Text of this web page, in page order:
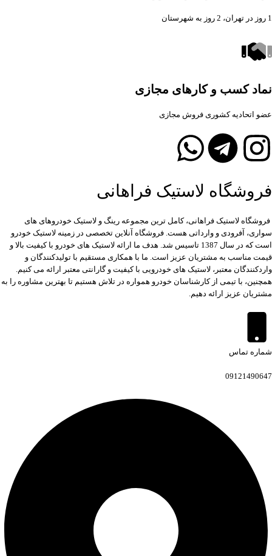
1 روز در تهران، 2 روز به شهرستان
نماد کسب و کارهای مجازی
عضو اتحادیه کشوری فروش مجازی
فروشگاه لاستیک فراهانی
فروشگاه لاستیک فراهانی، کامل ترین مجموعه رینگ و لاستیک خودروهای های
سواری، آفرودی و وارداتی هست. فروشگاه آنلاین تخصصی در زمینه لاستیک خودرو
است که در سال 1387 تاسیس شد. هدف ما ارائه لاستیک های خودرو با کیفیت بالا و
قیمت مناسب به مشتریان عزیز است. ما با همکاری مستقیم با تولیدکنندگان و
واردکنندگان معتبر، لاستیک های خودرویی با کیفیت و گارانتی معتبر ارائه می کنیم.
همچنین، با تیمی از کارشناسان خودرو همواره در تلاش هستیم تا بهترین مشاوره را به
مشتریان عزیز ارائه دهیم.
شماره تماس
09121490647